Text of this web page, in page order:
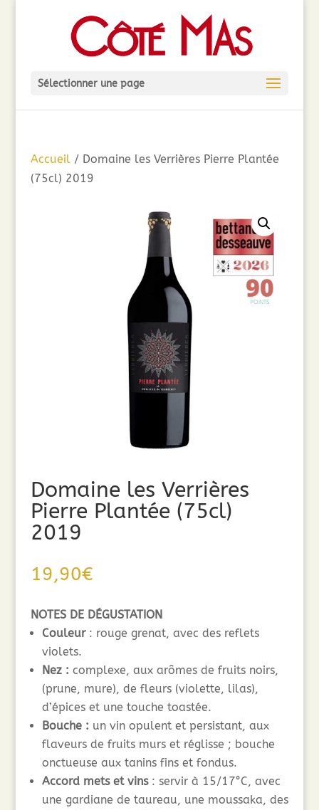
Sélectionner une page
Accueil/ Domaine les Verrières Pierre Plantée
(75cl) 2019
Domaine les Verrières
Pierre Plantée (75cl)
2019
19,90€
NOTES DE DÉGUSTATION
Couleur: rouge grenat, avec des reflets
violets.
Nez : complexe, aux arômes de fruits noirs,
(prune, mure), de fleurs (violette, lilas),
d’épices et une touche toastée.
Bouche : un vin opulent et persistant, aux
flaveurs de fruits murs et réglisse ; bouche
onctueuse aux tanins fins et fondus.
Accord mets et vins : servir à 15/17°C, avec
une gardiane de taureau, une moussaka, des